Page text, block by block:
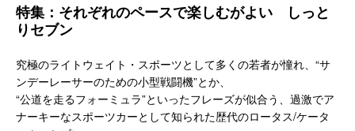
特集：それぞれのペースで楽しむがよい しっと
りセブン
究極のライトウェイト・スポーツとして多くの若者が憧れ、“サ
ンデーレーサーのための小型戦闘機”とか、
“公道を走るフォーミュラ”といったフレーズが似合う、過激でア
ナーキーなスポーツカーとして知られた歴代のロータス/ケータ